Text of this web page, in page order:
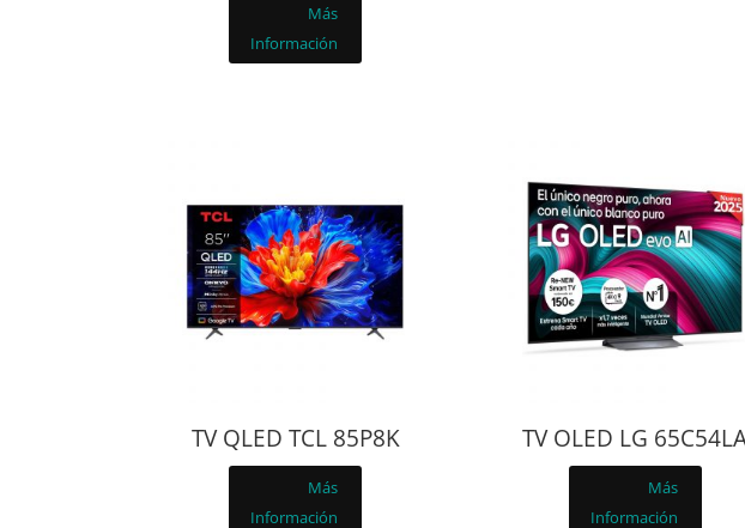
Más
Información
TV QLED TCL 85P8K
Más
Información
TV OLED LG
Más
Información